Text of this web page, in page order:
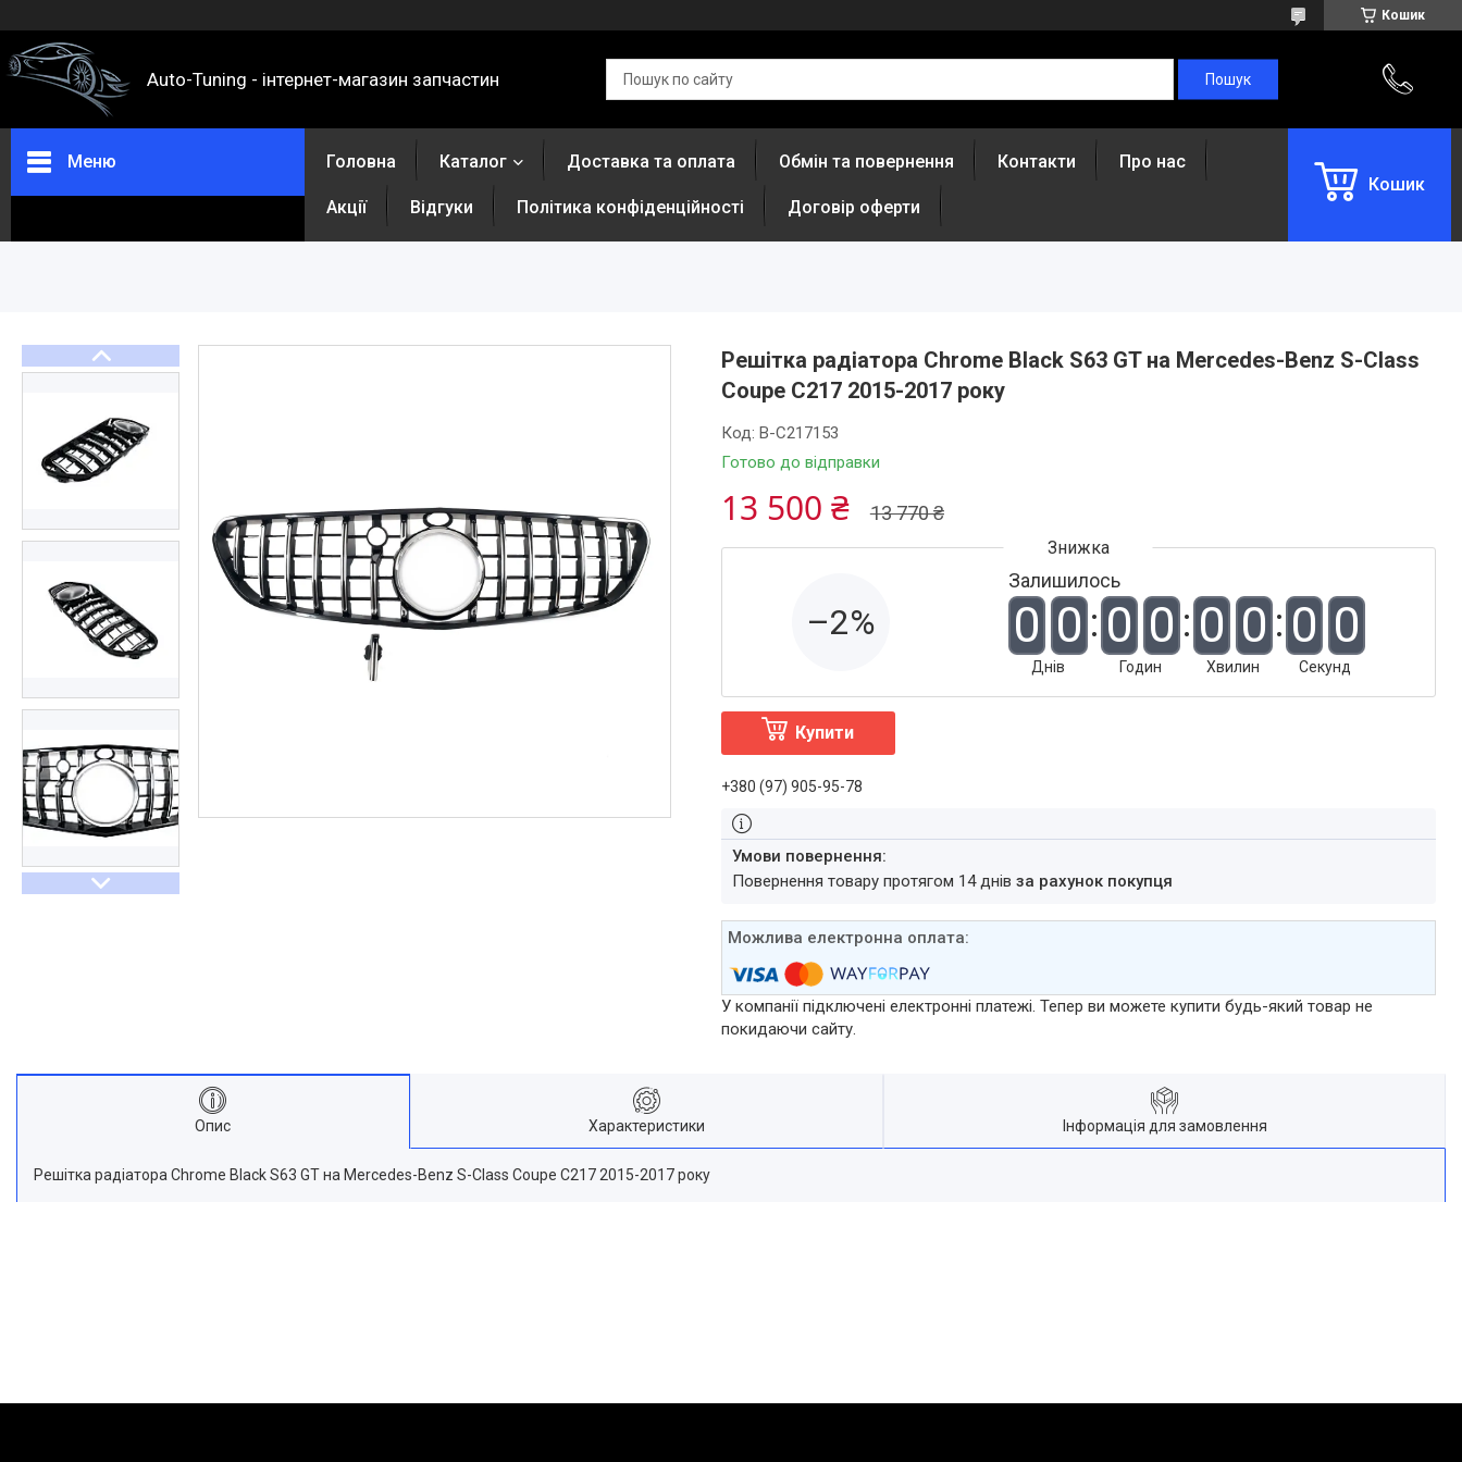
Кошик
Auto-Tuning - інтернет-магазин запчастин
Меню
Повернення та обмін
Акції
Політика конфіденційності
Головна Каталог Доставка та оплата Обмін та повернення Контакти Про нас
Акції Відгуки Політика конфіденційності Договір оферти
Кошик
Решітка радіатора Chrome Black S63 GT на Mercedes-Benz S-Class
Coupe C217 2015-2017 року
Готово до відправки
Код: B-C217153
13 770 ₴
13 500 ₴
–2%
Залишилось
0 0
Днів
0 0
Годин
0 0
Хвилин
0 0
Секунд
Купити
+380 (97) 905-95-78
повернення товару протягом 14 днів за рахунок покупця
У компанії підключені електронні платежі. Тепер ви можете купити будь-який товар не
покидаючи сайту.
Опис Характеристики Інформація для замовлення
Решітка радіатора Chrome Black S63 GT на Mercedes-Benz S-Class Coupe C217 2015-2017 року